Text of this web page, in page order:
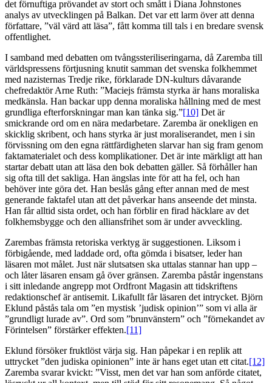
det förnuftiga prövandet av stort och smått i Diana Johnstones
analys av utvecklingen på Balkan. Det var ett larm över att denna
författare, ”väl värd att läsa”, fått komma till tals i en bredare svensk
offentlighet.
I samband med debatten om tvångssteriliseringarna, då Zaremba till
världspressens förtjusning knutit samman det svenska folkhemmet
med nazisternas Tredje rike, förklarade DN-kulturs dåvarande
chefredaktör Arne Ruth: ”Maciejs främsta styrka är hans moraliska
medkänsla. Han backar upp denna moraliska hållning med de mest
grundliga efterforskningar man kan tänka sig.”[10] Det är
smickrande ord om en nära medarbetare. Zaremba är onekligen en
skicklig skribent, och hans styrka är just moraliserandet, men i sin
förvissning om den egna rättfärdigheten slarvar han sig fram genom
faktamaterialet och dess komplikationer. Det är inte märkligt att han
startar debatt utan att läsa den bok debatten gäller. Så förhåller han
sig ofta till det sakliga. Han ängslas inte för att ha fel, och han
behöver inte göra det. Han beslås gång efter annan med de mest
generande faktafel utan att det påverkar hans anseende det minsta.
Han får alltid sista ordet, och han förblir en firad häcklare av det
folkhemsbygge och den alliansfrihet som är under avveckling.
Zarembas främsta retoriska verktyg är suggestionen. Liksom i
förbigående, med laddade ord, ofta gömda i bisatser, leder han
läsaren mot målet. Just när slutsatsen ska uttalas stannar han upp –
och låter läsaren ensam gå över gränsen. Zaremba påstår ingenstans
i sitt inledande angrepp mot Ordfront Magasin att tidskriftens
redaktionschef är antisemit. Likafullt får läsaren det intrycket. Björn
Eklund påstås tala om ”en mystisk ’judisk opinion’” som vi alla är
”grundligt lurade av”. Ord som ”brunvänstern” och ”förnekandet av
Förintelsen” förstärker effekten.[11]
Eklund försöker fruktlöst värja sig. Han påpekar i en replik att
uttrycket ”den judiska opinionen” inte är hans eget utan ett citat.[12]
Zaremba svarar kvickt: ”Visst, men det var han som anförde citatet,